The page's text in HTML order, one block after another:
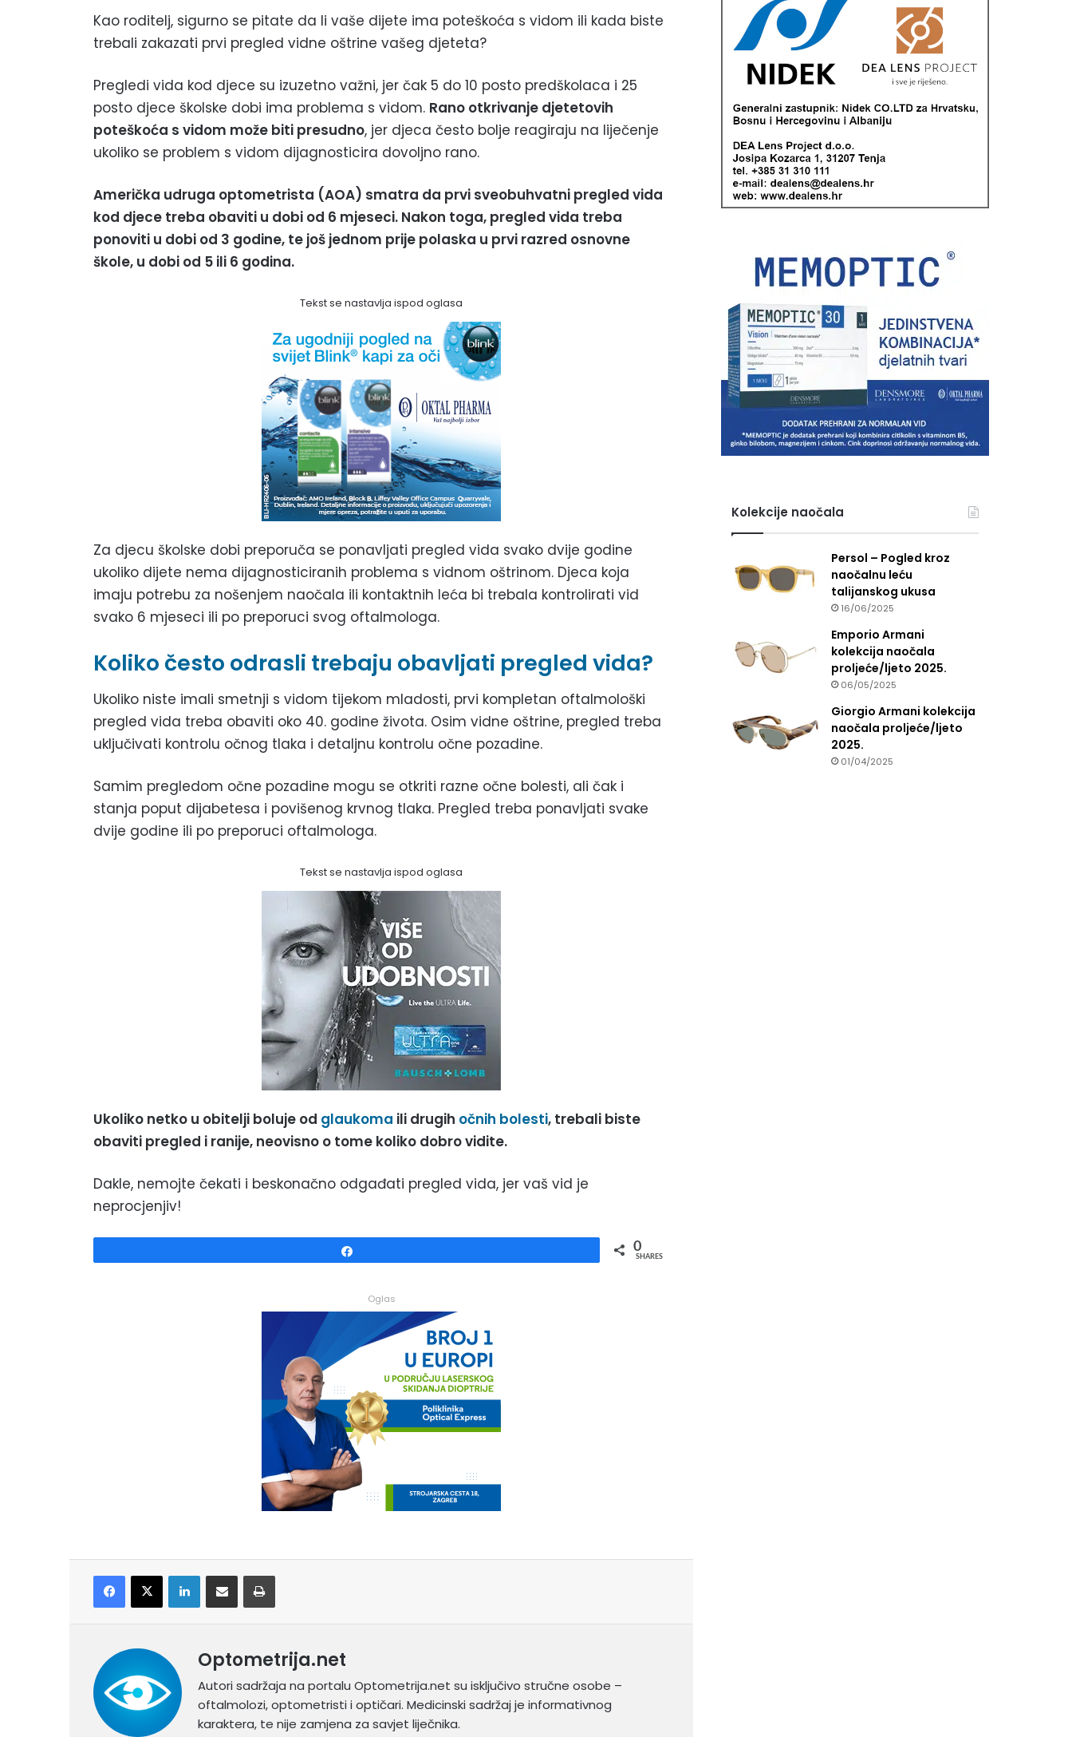
Kao roditelj, sigurno se pitate da li vaše dijete ima poteškoća s vidom ili kada biste
trebali zakazati prvi pregled vidne oštrine vašeg djeteta?
Pregledi vida kod djece su izuzetno važni, jer čak 5 do 10 posto predškolaca i 25
posto djece školske dobi ima problema s vidom. Rano otkrivanje djetetovih
poteškoća s vidom može biti presudno, jer djeca često bolje reagiraju na liječenje
ukoliko se problem s vidom dijagnosticira dovoljno rano.
Američka udruga optometrista (AOA) smatra da prvi sveobuhvatni pregled vida
kod djece treba obaviti u dobi od 6 mjeseci. Nakon toga, pregled vida treba
ponoviti u dobi od 3 godine, te još jednom prije polaska u prvi razred osnovne
škole, u dobi od 5 ili 6 godina.
Tekst se nastavlja ispod oglasa
Za djecu školske dobi preporuča se ponavljati pregled vida svako dvije godine
ukoliko dijete nema dijagnosticiranih problema s vidnom oštrinom. Djeca koja
imaju potrebu za nošenjem naočala ili kontaktnih leća bi trebala kontrolirati vid
svako 6 mjeseci ili po preporuci svog oftalmologa.
Koliko često odrasli trebaju obavljati pregled vida?
Ukoliko niste imali smetnji s vidom tijekom mladosti, prvi kompletan oftalmološki
pregled vida treba obaviti oko 40. godine života. Osim vidne oštrine, pregled treba
uključivati kontrolu očnog tlaka i detaljnu kontrolu očne pozadine.
Samim pregledom očne pozadine mogu se otkriti razne očne bolesti, ali čak i
stanja poput dijabetesa i povišenog krvnog tlaka. Pregled treba ponavljati svake
dvije godine ili po preporuci oftalmologa.
Tekst se nastavlja ispod oglasa
Ukoliko netko u obitelji boluje od glaukoma ili drugih očnih bolesti, trebali biste
obaviti pregled i ranije, neovisno o tome koliko dobro vidite.
Dakle, nemojte čekati i beskonačno odgađati pregled vida, jer vaš vid je
neprocjenjiv!
0
SHARES
Oglas
X LinkedIn
Optometrija.net
Autori sadržaja na portalu Optometrija.net su isključivo stručne osobe –
oftalmolozi, optometristi i optičari. Medicinski sadržaj je informativnog
karaktera, te nije zamjena za savjet liječnika.
Kolekcije naočala
Persol – Pogled kroz
naočalnu leću
talijanskog ukusa
16/06/2025
Emporio Armani
kolekcija naočala
proljeće/ljeto 2025.
06/05/2025
Giorgio Armani kolekcija
naočala proljeće/ljeto
2025.
01/04/2025